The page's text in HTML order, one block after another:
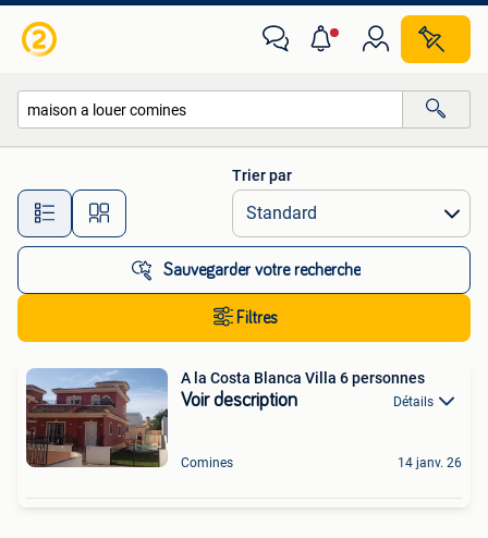
Toutes les distances…
Trier par
Sauvegarder votre recherche
Filtres
A la Costa Blanca Villa 6 personnes
Voir description Détails
Comines 14 janv. 26